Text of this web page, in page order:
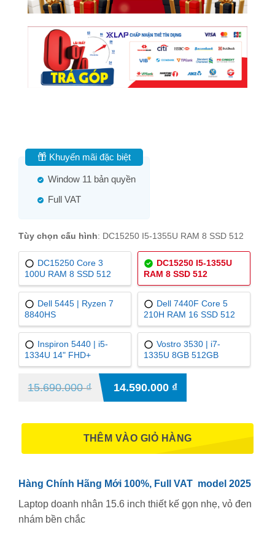
Khuyến mãi đặc biệt
Window 11 bản quyền
Full VAT
Tùy chọn cấu hình: DC15250 I5-1355U RAM 8 SSD 512
DC15250 Core 3
100U RAM 8 SSD 512
DC15250 I5-1355U
RAM 8 SSD 512
Dell 5445 | Ryzen 7
8840HS
Dell 7440F Core 5
210H RAM 16 SSD 512
Inspiron 5440 | i5-
1334U 14" FHD+
Vostro 3530 | i7-
1335U 8GB 512GB
15.690.000₫ 14.590.000 ₫
THÊM VÀO GIỎ HÀNG
Hàng Chính Hãng Mới 100%, Full VAT model 2025
Laptop doanh nhân 15.6 inch thiết kế gọn nhẹ, vỏ đen
nhám bền chắc